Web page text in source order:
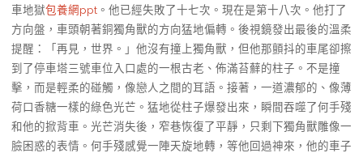
車地獄包養網ppt。他已經失敗了十七次。現在是第十八次。他打了
方向盤，車頭朝著銅獨角獸的方向猛地偏轉。後視鏡發出最後的溫柔
提醒：「再見，世界。」他沒有撞上獨角獸，但他那顫抖的車尾卻擦
到了停車塔三號車位入口處的一根古老、佈滿苔蘚的柱子。不是撞
擊，而是輕柔的碰觸，像戀人之間的耳語。接著，一道濃郁的、像薄
荷口香糖一樣的綠色光芒。猛地從柱子爆發出來，瞬間吞噬了何手殘
和他的掀背車。光芒消失後，窄巷恢復了平靜，只剩下獨角獸雕像一
臉困惑的表情。何手殘感覺一陣天旋地轉，等他回過神來，他的車子